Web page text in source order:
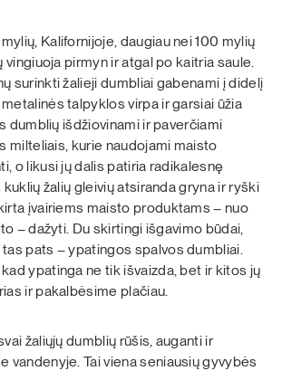
Kalifornijoje, daugiau nei 100 mylių
vingiuoja pirmyn ir atgal po kaitria saule.
surinkti žalieji dumbliai gabenami į didelį
talpyklos virpa ir garsiai ūžia
dumblių išdžiovinami ir paverčiami
milteliais, kurie naudojami maisto
o likusi jų dalis patiria radikalesnę
žalių gleivių atsiranda gryna ir ryški
įvairiems maisto produktams – nuo
– dažyti. Du skirtingi išgavimo būdai,
pats – ypatingos spalvos dumbliai.
ypatinga ne tik išvaizda, bet ir kitos jų
ir pakalbėsime plačiau.
žaliųjų dumblių rūšis, auganti ir
vandenyje. Tai viena seniausių gyvybės